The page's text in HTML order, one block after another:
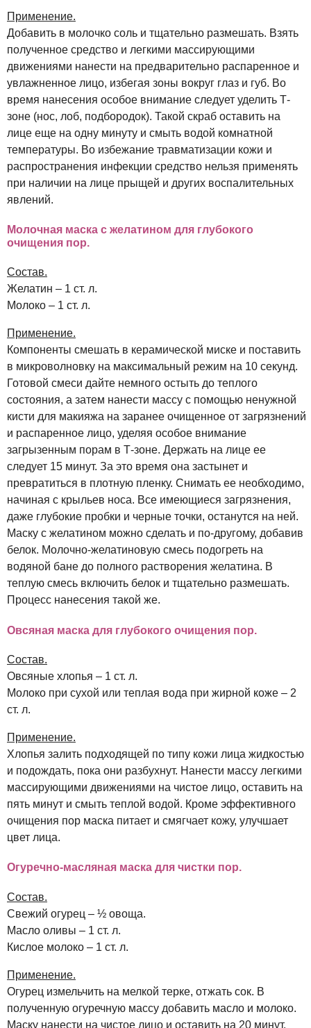
Применение.
Добавить в молочко соль и тщательно размешать. Взять
полученное средство и легкими массирующими
движениями нанести на предварительно распаренное и
увлажненное лицо, избегая зоны вокруг глаз и губ. Во
время нанесения особое внимание следует уделить Т-
зоне (нос, лоб, подбородок). Такой скраб оставить на
лице еще на одну минуту и смыть водой комнатной
температуры. Во избежание травматизации кожи и
распространения инфекции средство нельзя применять
при наличии на лице прыщей и других воспалительных
явлений.
Молочная маска с желатином для глубокого
очищения пор.
Состав.
Желатин – 1 ст. л.
Молоко – 1 ст. л.
Применение.
Компоненты смешать в керамической миске и поставить
в микроволновку на максимальный режим на 10 секунд.
Готовой смеси дайте немного остыть до теплого
состояния, а затем нанести массу с помощью ненужной
кисти для макияжа на заранее очищенное от загрязнений
и распаренное лицо, уделяя особое внимание
загрызенным порам в Т-зоне. Держать на лице ее
следует 15 минут. За это время она застынет и
превратиться в плотную пленку. Снимать ее необходимо,
начиная с крыльев носа. Все имеющиеся загрязнения,
даже глубокие пробки и черные точки, останутся на ней.
Маску с желатином можно сделать и по-другому, добавив
белок. Молочно-желатиновую смесь подогреть на
водяной бане до полного растворения желатина. В
теплую смесь включить белок и тщательно размешать.
Процесс нанесения такой же.
Овсяная маска для глубокого очищения пор.
Состав.
Овсяные хлопья – 1 ст. л.
Молоко при сухой или теплая вода при жирной коже – 2
ст. л.
Применение.
Хлопья залить подходящей по типу кожи лица жидкостью
и подождать, пока они разбухнут. Нанести массу легкими
массирующими движениями на чистое лицо, оставить на
пять минут и смыть теплой водой. Кроме эффективного
очищения пор маска питает и смягчает кожу, улучшает
цвет лица.
Огуречно-масляная маска для чистки пор.
Состав.
Свежий огурец – ½ овоща.
Масло оливы – 1 ст. л.
Кислое молоко – 1 ст. л.
Применение.
Огурец измельчить на мелкой терке, отжать сок. В
полученную огуречную массу добавить масло и молоко.
Маску нанести на чистое лицо и оставить на 20 минут.